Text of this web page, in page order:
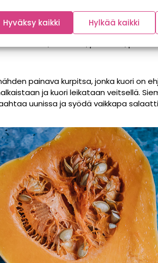
Hyväksy kaikki Hylkää kaikki
aikana ihastuneet kurpitsaan siinä
monina eri lajikkeina, mutta
ruokiin, keittoihin, pastoihin,
painava kurpitsa, jonka kuori on
ja kuori leikataan veitsellä.
uunissa ja syödä vaikkapa